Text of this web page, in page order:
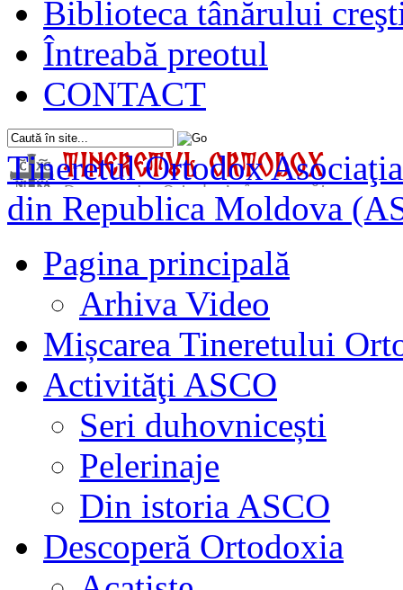
Biblioteca tânărului
Întreabă preotul
CONTACT
Tineretul Ortodox
din Republica Moldova
Pagina principală
Arhiva Video
Mișcarea Tineretului
Activităţi ASCO
Seri duhovnicești
Pelerinaje
Din istoria ASCO
Descoperă Ortodoxia